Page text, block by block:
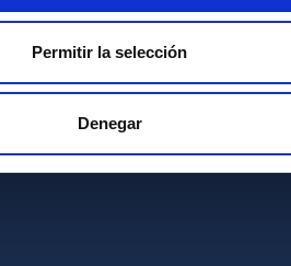
Permitir la selección
Denegar